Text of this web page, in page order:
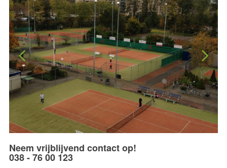
Neem vrijblijvend contact op!
038 - 76 00 123